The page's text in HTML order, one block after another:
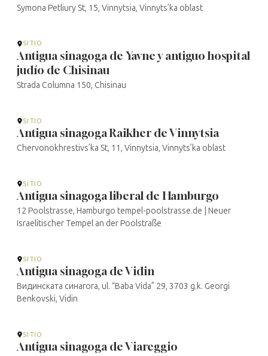
Symona Petliury St, 15, Vinnytsia, Vinnyts’ka oblast
SITIO
Antigua sinagoga de Yavne y antiguo hospital
judío de Chisinau
Strada Columna 150, Chisinau
SITIO
Antigua sinagoga Raikher de Vinnytsia
Chervonokhrestivs’ka St, 11, Vinnytsia, Vinnyts’ka oblast
SITIO
Antigua sinagoga liberal de Hamburgo
12 Poolstrasse, Hamburgo tempel-poolstrasse.de | Neuer
Israelitischer Tempel an der Poolstraße
SITIO
Antigua sinagoga de Vidin
Видинската синагога, ul. “Baba Vida” 29, 3703 g.k. Georgi
Benkovski, Vidin
SITIO
Antigua sinagoga de Viareggio